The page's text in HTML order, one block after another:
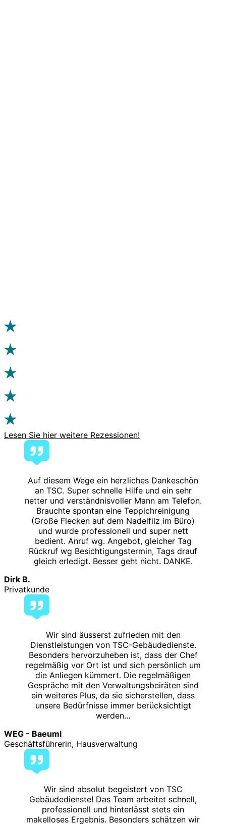
Lesen Sie hier weitere Rezessionen!
Auf diesem Wege ein herzliches Dankeschön
an TSC. Super schnelle Hilfe und ein sehr
netter und verständnisvoller Mann am Telefon.
Brauchte spontan eine Teppichreinigung
(Große Flecken auf dem Nadelfilz im Büro)
und wurde professionell und super nett
bedient. Anruf wg. Angebot, gleicher Tag
Rückruf wg Besichtigungstermin, Tags drauf
gleich erledigt. Besser geht nicht. DANKE.
Dirk B.
Privatkunde
Wir sind äusserst zufrieden mit den
Dienstleistungen von TSC-Gebäudedienste.
Besonders hervorzuheben ist, dass der Chef
regelmäßig vor Ort ist und sich persönlich um
die Anliegen kümmert. Die regelmäßigen
Gespräche mit den Verwaltungsbeiräten sind
ein weiteres Plus, da sie sicherstellen, dass
unsere Bedürfnisse immer berücksichtigt
werden…
WEG - Baeuml
Geschäftsführerin, Hausverwaltung
Wir sind absolut begeistert von TSC
Gebäudedienste! Das Team arbeitet schnell,
professionell und hinterlässt stets ein
makelloses Ergebnis. Besonders schätzen wir